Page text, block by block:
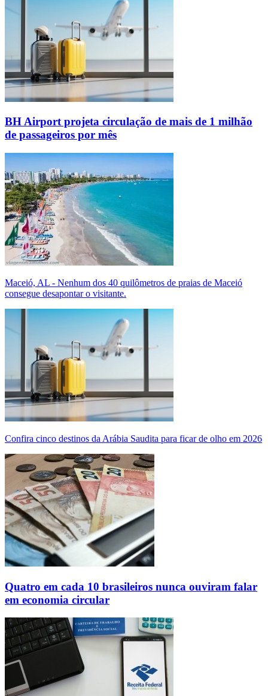
BH Airport projeta circulação de mais de 1 milhão
de passageiros por mês
Maceió, AL - Nenhum dos 40 quilômetros de praias de Maceió
consegue desapontar o visitante.
Confira cinco destinos da Arábia Saudita para ficar de olho em 2026
Quatro em cada 10 brasileiros nunca ouviram falar
em economia circular